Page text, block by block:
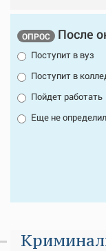
ОПРОС После
Поступит в вуз
Поступит в
Пойдет работать
Еще не